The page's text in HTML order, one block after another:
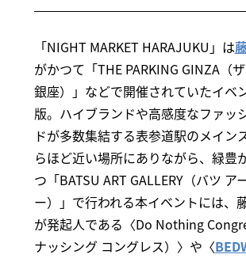
「NIGHT MARKET HARAJUKU」は
がかつて「THE PARKING GINZA（
銀座）」などで開催されていたイベ
版。ハイブランドや高感度なファッ
ドが多数集結する表参道駅のメイン
らほど近い場所にありながら、緑豊
つ「BATSU ART GALLERY（バツ ア
ー）」で行われる本イベントには、
が発起人である〈Do Nothing
ナッシング コングレス）〉や〈